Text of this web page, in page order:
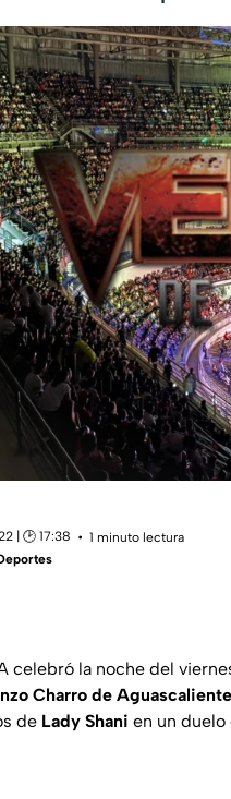
| 🕑 17:38
1 minuto lectura
celebró la noche del
Charro de
de Lady Shani en un duelo